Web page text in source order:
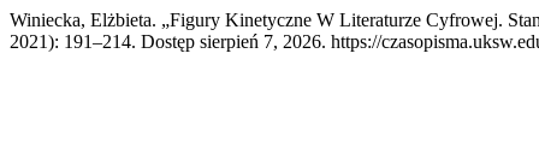
Winiecka, Elżbieta. „Figury Kinetyczne W Literaturze Cyfrowej.
2021): 191–214. Dostęp sierpień 7, 2026. https://